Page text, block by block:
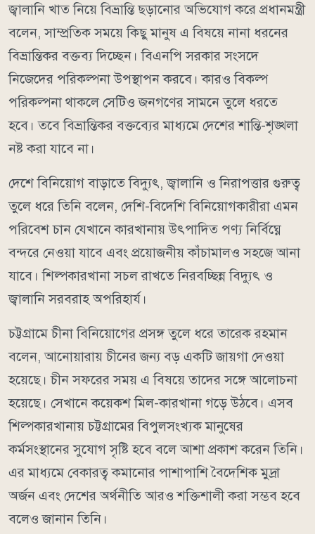
জ্বালানি খাত নিয়ে বিভ্রান্তি ছড়ানোর অভিযোগ করে প্রধানমন্ত্রী
বলেন, সাম্প্রতিক সময়ে কিছু মানুষ এ বিষয়ে নানা ধরনের
বিভ্রান্তিকর বক্তব্য দিচ্ছেন। বিএনপি সরকার সংসদে
নিজেদের পরিকল্পনা উপস্থাপন করবে। কারও বিকল্প
পরিকল্পনা থাকলে সেটিও জনগণের সামনে তুলে ধরতে
হবে। তবে বিভ্রান্তিকর বক্তব্যের মাধ্যমে দেশের শান্তি-শৃঙ্খলা
নষ্ট করা যাবে না।
দেশে বিনিয়োগ বাড়াতে বিদ্যুৎ, জ্বালানি ও নিরাপত্তার গুরুত্ব
তুলে ধরে তিনি বলেন, দেশি-বিদেশি বিনিয়োগকারীরা এমন
পরিবেশ চান যেখানে কারখানায় উৎপাদিত পণ্য নির্বিঘ্নে
বন্দরে নেওয়া যাবে এবং প্রয়োজনীয় কাঁচামালও সহজে আনা
যাবে। শিল্পকারখানা সচল রাখতে নিরবচ্ছিন্ন বিদ্যুৎ ও
জ্বালানি সরবরাহ অপরিহার্য।
চট্টগ্রামে চীনা বিনিয়োগের প্রসঙ্গ তুলে ধরে তারেক রহমান
বলেন, আনোয়ারায় চীনের জন্য বড় একটি জায়গা দেওয়া
হয়েছে। চীন সফরের সময় এ বিষয়ে তাদের সঙ্গে আলোচনা
হয়েছে। সেখানে কয়েকশ মিল-কারখানা গড়ে উঠবে। এসব
শিল্পকারখানায় চট্টগ্রামের বিপুলসংখ্যক মানুষের
কর্মসংস্থানের সুযোগ সৃষ্টি হবে বলে আশা প্রকাশ করেন তিনি।
এর মাধ্যমে বেকারত্ব কমানোর পাশাপাশি বৈদেশিক মুদ্রা
অর্জন এবং দেশের অর্থনীতি আরও শক্তিশালী করা সম্ভব হবে
বলেও জানান তিনি।